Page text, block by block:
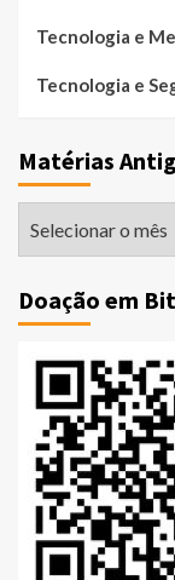
Tecnologia e
Tecnologia e
Matérias
Doação em